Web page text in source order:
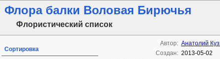
Флора балки Воловая Бирючья
Флористический список
Сортировка
Автор: Анатолий
Создан: 2013-05-02